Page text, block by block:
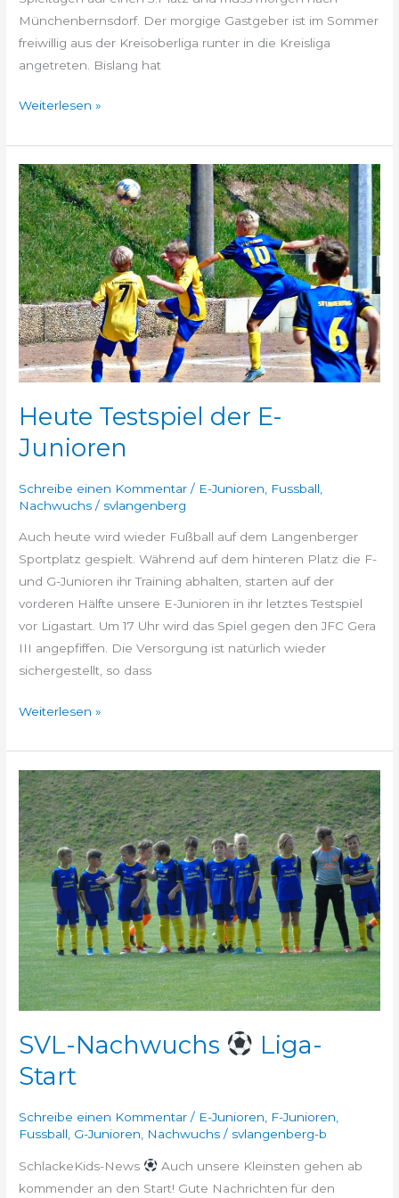
Münchenbernsdorf. Der morgige Gastgeber ist im Sommer
freiwillig aus der Kreisoberliga runter in die Kreisliga
angetreten. Bislang hat
Weiterlesen »
Heute Testspiel der E-
Junioren
Schreibe einen Kommentar / E-Junioren Fussball
Nachwuchs / svlangenberg
Auch heute wird wieder Fußball auf dem Langenberger
Sportplatz gespielt. Während auf dem hinteren Platz die F-
und G-Junioren ihr Training abhalten, starten auf der
vorderen Hälfte unsere E-Junioren in ihr letztes Testspiel
vor Ligastart. Um 17 Uhr wird das Spiel gegen den JFC Gera
III angepfiffen. Die Versorgung ist natürlich wieder
sichergestellt, so dass
Heute
Testspiel
der
E-
Junioren
Weiterlesen »
SVL-Nachwuchs
Liga-
Start
Schreibe einen Kommentar / E-Junioren F-Junioren
Fussball G-Junioren Nachwuchs / svlangenberg-b
SchlackeKids-News
Auch unsere Kleinsten gehen ab
kommender an den Start! Gute Nachrichten für den
SVL-
Nachwuchs
Liga-
Start